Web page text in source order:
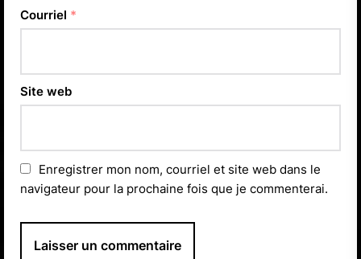
Courriel *
Site web
Enregistrer mon nom, courriel et site web dans le
navigateur pour la prochaine fois que je commenterai.